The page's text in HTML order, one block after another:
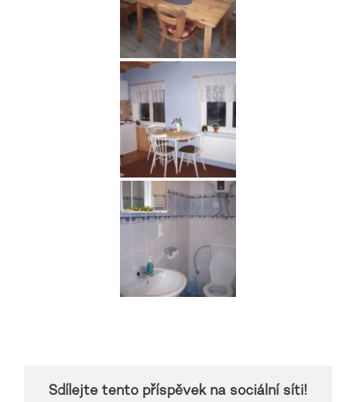
Sdílejte tento příspěvek na sociální síti!